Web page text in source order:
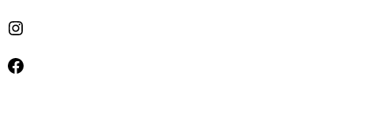
Instagram
Facebook